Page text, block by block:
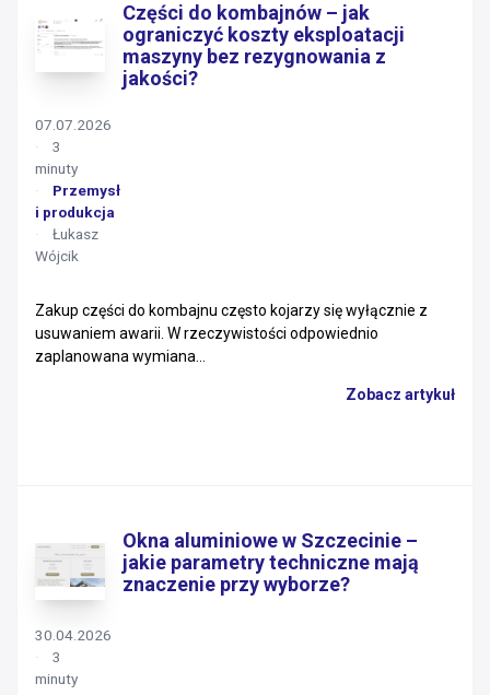
Części do kombajnów – jak
ograniczyć koszty eksploatacji
maszyny bez rezygnowania z
jakości?
Zakup części do kombajnu często kojarzy się wyłącznie z
usuwaniem awarii. W rzeczywistości odpowiednio
zaplanowana wymiana...
Zobacz artykuł
07.07.2026
3
minuty
Przemysł
i produkcja
Łukasz
Wójcik
Okna aluminiowe w Szczecinie –
jakie parametry techniczne mają
znaczenie przy wyborze?
30.04.2026
3
minuty